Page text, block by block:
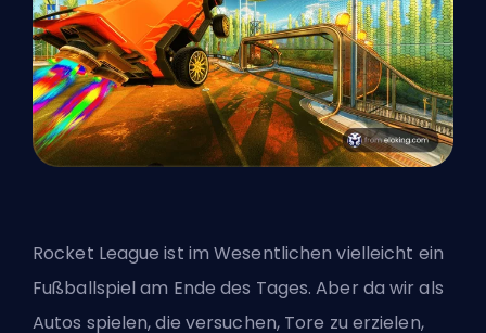
Rocket League ist im Wesentlichen vielleicht ein
Fußballspiel am Ende des Tages. Aber da wir als
Autos spielen, die versuchen, Tore zu erzielen,